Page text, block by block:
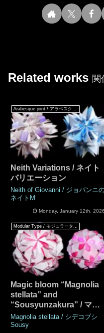
Related works 関
Arabesque joint / アラベスクジョイント
Neith Variations / ネイト
バリエーション
Neith of Giovanni / ジョバンニ
ネイトM
Monday, January 12th, 2026
Magic bloom “Magnolia
stellata” and
“Sousyunzakura” / マジ
ックブルーム「シデコブ
シ」「早春桜（そうしゅん
Magnolia stellata / シデコブシ
Sousy